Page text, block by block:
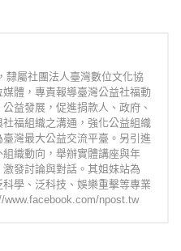
隸屬社團法人臺灣數位文化協
體，專責報導臺灣公益社福動
益發展，促進捐款人、政府、
福組織之溝通，強化公益組織
灣最大公益交流平臺。另引進
組織動向，舉辦實體講座與年
發討論與對話。其姐妹站為
科學、泛科技、娛樂重擊等專業
www.facebook.com/npost.tw